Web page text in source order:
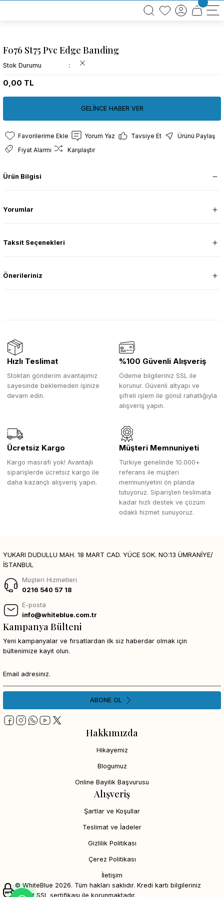
BÜTÜN ALIŞVERİŞLERİNİZDE KARGO BEDAVA!
TÜRKİYE GENELİNDE 10.000 MÜŞTERİ REFERANSI
F076 St75 Pvc Edge Banding
Stok Durumu
0,00 TL
GELİNCE HABER VER
Yorum Yaz Tavsiye Et
Ürünü Paylaş
Fiyat Alarmı
Karşılaştır
Ürün Bilgisi
Yorumlar
Taksit Seçenekleri
Önerileriniz
Hızlı Teslimat
Stoktan gönderim avantajımız
sayesinde beklemeden işinize
devam edin.
%100 Güvenli Alışveriş
Ödeme bilgileriniz SSL ile
korunur. Güvenli altyapı ve
şifreli işlem ile gönül rahatlığıyla
alışveriş yapın.
Ücretsiz Kargo
Kargo masrafı yok! Avantajlı
siparişlerde ücretsiz kargo ile
daha kazançlı alışveriş yapın.
Müşteri Memnuniyeti
Türkiye genelinde 10.000+
referans ile müşteri
memnuniyetini ön planda
tutuyoruz. Siparişten teslimata
kadar hızlı destek ve çözüm
odaklı hizmet sunuyoruz.
YUKARI DUDULLU MAH. 18 MART CAD. YÜCE SOK. NO:13 ÜMRANİYE/
İSTANBUL
Müşteri Hizmetleri
0216 540 57 18
E-posta
info@whiteblue.com.tr
Hakkımızda
Hikayemiz
Blogumuz
Online Bayilik Başvurusu
Alışveriş
Şartlar ve Koşullar
Teslimat ve İadeler
Gizlilik Politikası
Çerez Politikası
İletişim
Kampanya Bülteni
Yeni kampanyalar ve fırsatlardan ilk siz haberdar olmak için
bültenimize kayıt olun.
ABONE OL
© WhiteBlue 2026. Tüm hakları saklıdır. Kredi kartı bilgileriniz
256bit SSL sertifikası ile korunmaktadır.